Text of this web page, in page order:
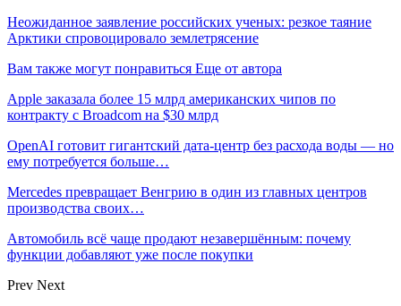
Неожиданное заявление российских ученых: резкое таяние
Арктики спровоцировало землетрясение
Вам также могут понравиться Еще от автора
Apple заказала более 15 млрд американских чипов по
контракту с Broadcom на $30 млрд
OpenAI готовит гигантский дата-центр без расхода воды — но
ему потребуется больше…
Mercedes превращает Венгрию в один из главных центров
производства своих…
Автомобиль всё чаще продают незавершённым: почему
функции добавляют уже после покупки
Prev Next